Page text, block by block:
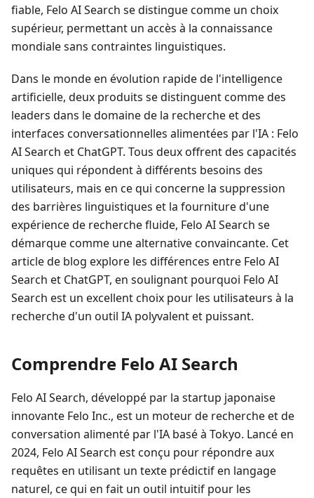
fiable, Felo AI Search se distingue comme un choix
supérieur, permettant un accès à la connaissance
mondiale sans contraintes linguistiques.
Dans le monde en évolution rapide de l'intelligence
artificielle, deux produits se distinguent comme des
leaders dans le domaine de la recherche et des
interfaces conversationnelles alimentées par l'IA : Felo
AI Search et ChatGPT. Tous deux offrent des capacités
uniques qui répondent à différents besoins des
utilisateurs, mais en ce qui concerne la suppression
des barrières linguistiques et la fourniture d'une
expérience de recherche fluide, Felo AI Search se
démarque comme une alternative convaincante. Cet
article de blog explore les différences entre Felo AI
Search et ChatGPT, en soulignant pourquoi Felo AI
Search est un excellent choix pour les utilisateurs à la
recherche d'un outil IA polyvalent et puissant.
Comprendre Felo AI Search
Felo AI Search, développé par la startup japonaise
innovante Felo Inc., est un moteur de recherche et de
conversation alimenté par l'IA basé à Tokyo. Lancé en
2024, Felo AI Search est conçu pour répondre aux
requêtes en utilisant un texte prédictif en langage
naturel, ce qui en fait un outil intuitif pour les